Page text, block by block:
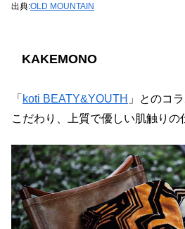
出典:OLD MOUNTAIN
KAKEMONO
「 koti BEATY&YOUTH 」とのコ
こだわり、上質で優しい肌触りの